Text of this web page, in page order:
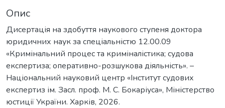
Опис
Дисертація на здобуття наукового ступеня доктора
юридичних наук за спеціальністю 12.00.09
«Кримінальний процес та криміналістика; судова
експертиза; оперативно-розшукова діяльність». –
Національний науковий центр «Інститут судових
експертиз ім. Засл. проф. М. С. Бокаріуса», Міністерство
юстиції України. Харків, 2026.